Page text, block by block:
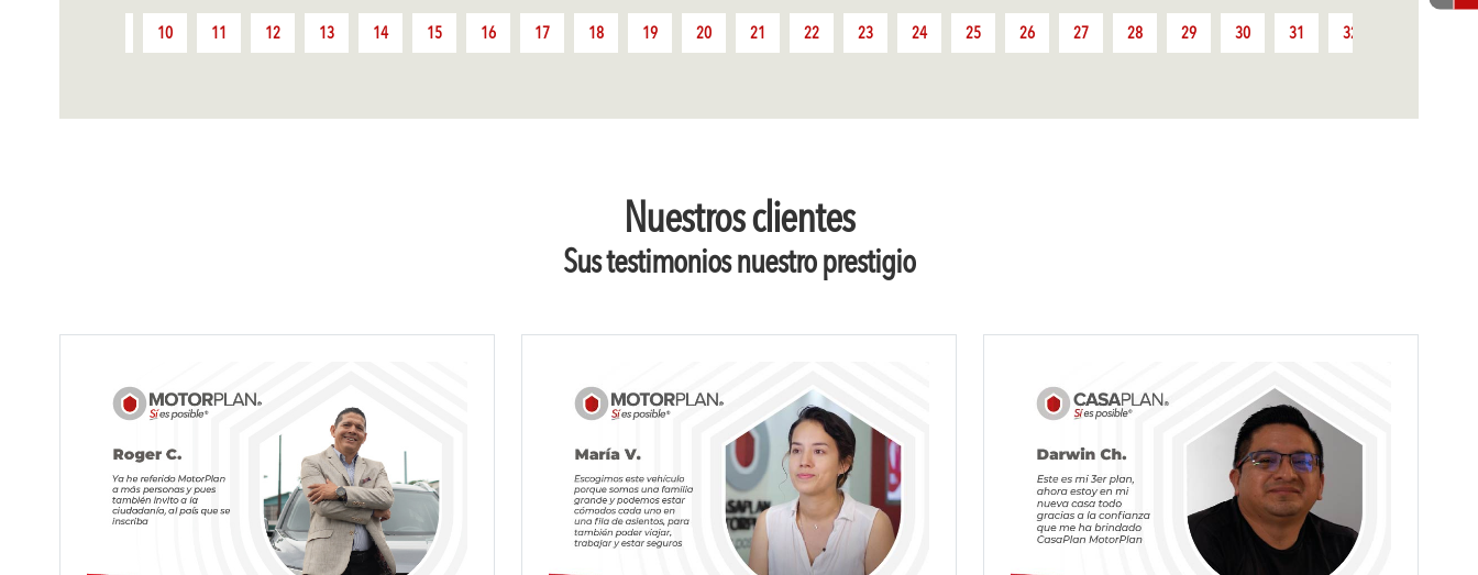
10 11 12 13 14 15 16 17 18 19 20 21 22 23 24 25 26 27 28 29 30 31 32
Nuestros clientes
Sus testimonios nuestro prestigio